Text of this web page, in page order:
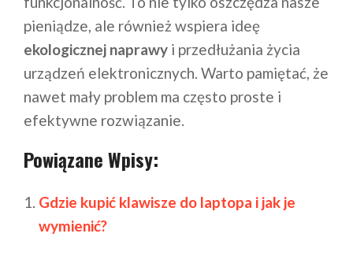
pieniądze, ale również wspiera ideę
ekologicznej naprawy i przedłużania życia
urządzeń elektronicznych. Warto pamiętać, że
nawet mały problem ma często proste i
efektywne rozwiązanie.
Powiązane Wpisy:
Gdzie kupić klawisze do laptopa i jak je
wymienić?